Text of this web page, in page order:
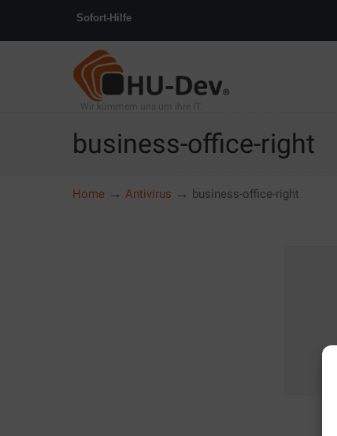
Sofort-Hilfe
Wir kümmern uns um Ihre IT.
business-office-right
Home → Antivirus → business-office-right